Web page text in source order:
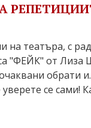
на театъра, с
"ФЕЙК" от
обрати
се сами!